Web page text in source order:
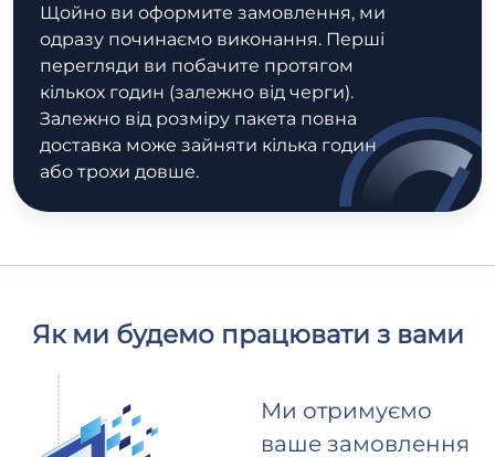
Щойно ви оформите замовлення, ми
одразу починаємо виконання. Перші
перегляди ви побачите протягом
кількох годин (залежно від черги).
Залежно від розміру пакета повна
доставка може зайняти кілька годин
або трохи довше.
Як ми будемо працювати з вами
Ми отримуємо
ваше замовлення